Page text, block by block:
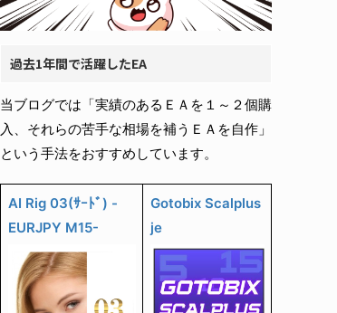
過去1年間で活躍したEA
当ブログでは「実績のあるＥＡを１～２個購
入、それらの苦手な相場を補うＥＡを自作」
という手法をおすすめしています。
AI Rig 03(ｻｰﾄﾞ) -
EURJPY M15-
Gotobix Scalplus
je